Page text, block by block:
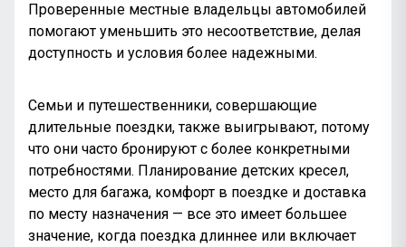
Проверенные местные владельцы автомобилей
помогают уменьшить это несоответствие, делая
доступность и условия более надежными.
Семьи и путешественники, совершающие
длительные поездки, также выигрывают, потому
что они часто бронируют с более конкретными
потребностями. Планирование детских кресел,
место для багажа, комфорт в поездке и доставка
по месту назначения — все это имеет большее
значение, когда поездка длиннее или включает